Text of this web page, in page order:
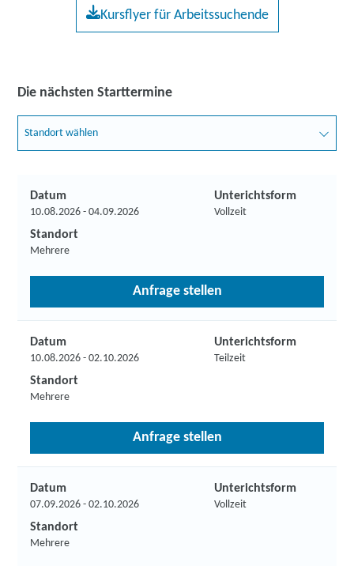
Kursflyer für Arbeitssuchende
Die nächsten Starttermine
Standort wählen
Datum
10.08.2026 - 04.09.2026
Unterichtsform
Vollzeit
Standort
Mehrere
Anfrage stellen
Datum
10.08.2026 - 02.10.2026
Unterichtsform
Teilzeit
Standort
Mehrere
Anfrage stellen
Datum
07.09.2026 - 02.10.2026
Unterichtsform
Vollzeit
Standort
Mehrere